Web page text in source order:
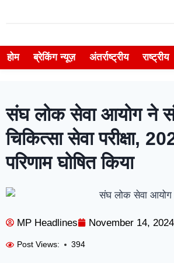
होम ब्रेकिंग न्यूज़ अंतर्राष्ट्रीय राष्ट्रीय
संघ लोक सेवा आयोग ने
चिकित्सा सेवा परीक्षा,
परिणाम घोषित किया
MP Headlines November 14, 2024
Post Views: 394